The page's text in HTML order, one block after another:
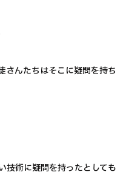
さんたちはそこに疑問を持ち
技術に疑問を持ったとしても